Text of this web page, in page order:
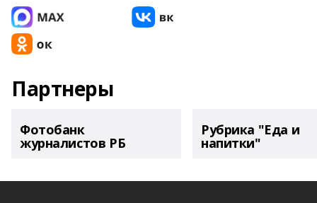
Партнеры
Фотобанк
журналистов РБ
Рубрика "Еда и
напитки"